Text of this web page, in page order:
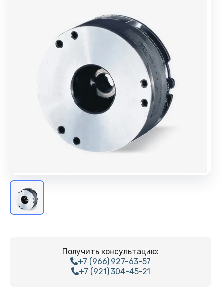
Получить консультацию:
+7 (966) 927-63-57
+7 (921) 304-45-21